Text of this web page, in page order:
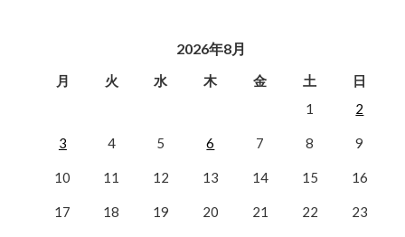
2026年8月
月 火 水 木 金 土
日
1
2
3 4 5 6 7 8 9
10 11 12 13 14 15 16
17 18 19 20 21 22 23